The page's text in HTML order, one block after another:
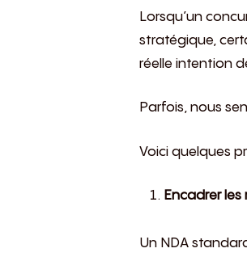
Lorsqu’un
stratégique,
réelle intention
Parfois, nous
Voici quelques
Encadrer
Un NDA